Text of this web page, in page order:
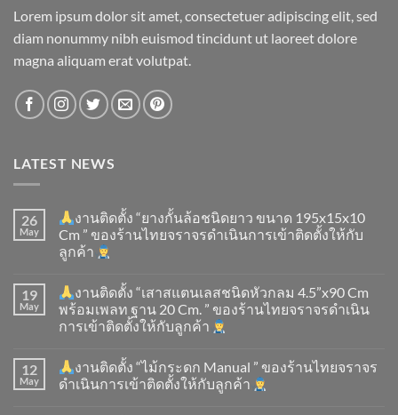
Lorem ipsum dolor sit amet, consectetuer adipiscing elit, sed
diam nonummy nibh euismod tincidunt ut laoreet dolore
magna aliquam erat volutpat.
LATEST NEWS
26
May
งานติดตั้ง “ยางกั้นล้อชนิดยาว ขนาด 195x15x10
Cm ” ของร้านไทยจราจรดำเนินการเข้าติดตั้ง​ให้กับ
ลูกค้า
19
May
งานติดตั้ง “เสาสแตนเลสชนิดหัวกลม 4.5”x90 Cm
พร้อมเพลท ฐาน 20 Cm. ” ของร้านไทยจราจรดำเนิน
การเข้าติดตั้ง​ให้กับลูกค้า
12
May
งานติดตั้ง “ไม้กระดก Manual ” ของร้านไทยจราจร
ดำเนินการเข้าติดตั้ง​ให้กับลูกค้า